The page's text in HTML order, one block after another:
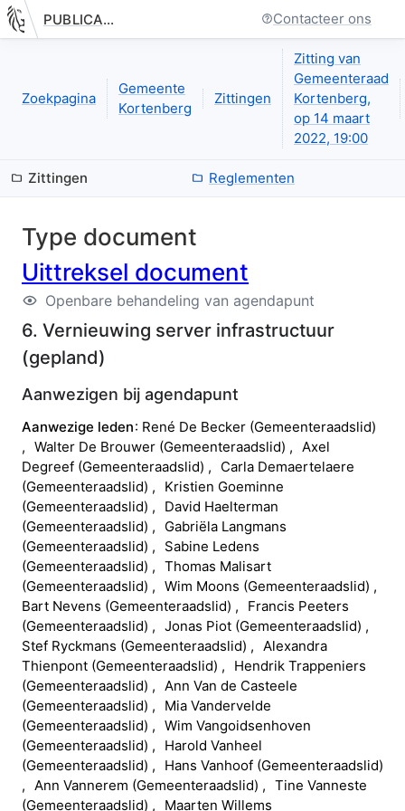
Nieuwe pagina: PUBLICATIE.GELINKT-NOTULEREN.VLAANDEREN.BE Contacteer ons
Zoekpagina
Gemeente
Kortenberg
Zittingen
Zitting van
Gemeenteraad
Kortenberg,
op 14 maart
2022, 19:00
Zittingen Reglementen
Type document
Uittreksel document
Openbare behandeling van agendapunt
6. Vernieuwing server infrastructuur
(gepland)
Aanwezigen bij agendapunt
Aanwezige leden René De Becker (Gemeenteraadslid)
Walter De Brouwer (Gemeenteraadslid)
Axel
Degreef (Gemeenteraadslid) Carla Demaertelaere
(Gemeenteraadslid) Kristien Goeminne
(Gemeenteraadslid) David Haelterman
(Gemeenteraadslid) Gabriëla Langmans
(Gemeenteraadslid) Sabine Ledens
(Gemeenteraadslid) Thomas Malisart
(Gemeenteraadslid) Wim Moons (Gemeenteraadslid)
Bart Nevens (Gemeenteraadslid) Francis Peeters
(Gemeenteraadslid) Jonas Piot (Gemeenteraadslid)
Stef Ryckmans (Gemeenteraadslid)
Alexandra
Thienpont (Gemeenteraadslid) Hendrik Trappeniers
(Gemeenteraadslid) Ann Van de Casteele
(Gemeenteraadslid) Mia Vandervelde
(Gemeenteraadslid) Wim Vangoidsenhoven
(Gemeenteraadslid) Harold Vanheel
(Gemeenteraadslid) Hans Vanhoof (Gemeenteraadslid)
Ann Vannerem (Gemeenteraadslid) Tine Vanneste
(Gemeenteraadslid) Maarten Willems